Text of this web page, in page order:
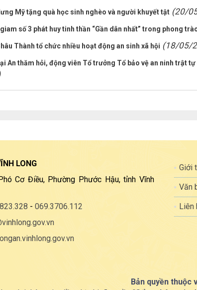
Mỹ tặng quà học sinh nghèo và người khuyết tật (20/
số 3 phát huy tinh thần “Gần dân nhất” trong phong
Thành tổ chức nhiều hoạt động an sinh xã hội (18/05/
An thăm hỏi, động viên Tổ trưởng Tổ bảo vệ an ninh trật
LONG
Cơ Điều, Phường Phước Hậu, tỉnh Vĩnh
- 069.3706.112
Giới
Văn
Liên
Bản quyền thuộc